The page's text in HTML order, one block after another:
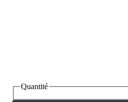
Quantité